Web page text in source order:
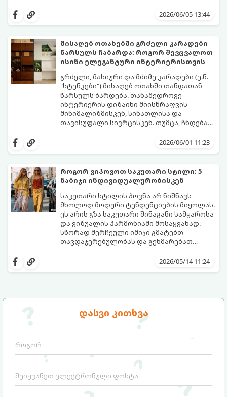
დასვი კითხვა
სცდება, ხოლო ჰაერის ტენიანობა პიკს
არის იმის დრო, რომ 45 წუთი დახარჯოთ
თმის დახვევაზე, ფენთან ბრძოლაში
ოფლით და მერე მთელი დღე შუბლზე
მიწებებულ წინამოს ეჩხუბოთ.
წარმოგიდგენთ 5 მოდურ იდეას, რომლებიც
ზაფხულში მაქსიმალურ კომფორტსა და
გრილ განწყობას შეგინარჩუნებთ:
2026/06/05 13:44
მისაღებ ოთახებში გრძელი კარადები ​​
წარსულს ჩაბარდა: როგორ შევცვალოთ
ისინი ელეგანტური ინტერიერისთვის
გრძელი, მასიური და მძიმე კარადები (ე.წ.
"სტენკები") მისაღებ ოთახში თანდათან
წარსულს ბარდება. თანამედროვე
ინტერიერის დიზაინი მიისწრაფვის
მინიმალიზმისკენ, სინათლისა და
თავისუფალი სივრცისკენ. თუმცა, ჩნდება
ან ჭურჭელი ისე, რომ ოთახი მოდურადაც
დიდი კარადის საუკეთესო და დახვეწილი
2026/06/01 11:23
როგორ ვიპოვოთ საკუთარი სტილი: 5
ნაბიჯი ინდივიდუალურობისკენ
საკუთარი სტილის პოვნა არ ნიშნავს
მხოლოდ მოდური ტენდენციების მიყოლას.
ეს არის გზა საკუთარი შინაგანი სამყაროსა
და ვიზუალის ჰარმონიაში მოსაყვანად.
სწორად შერჩეული იმიჯი გმატებთ
თავდაჯერებულობას და გეხმარებათ
თქვენი უნიკალური სტილის2026/05/14 11:24